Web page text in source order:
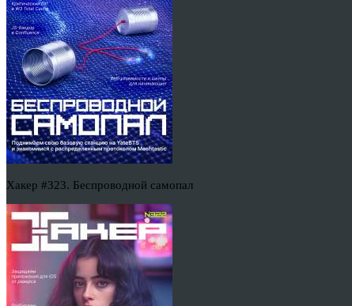
Хакер #323. Беспроводной самопал